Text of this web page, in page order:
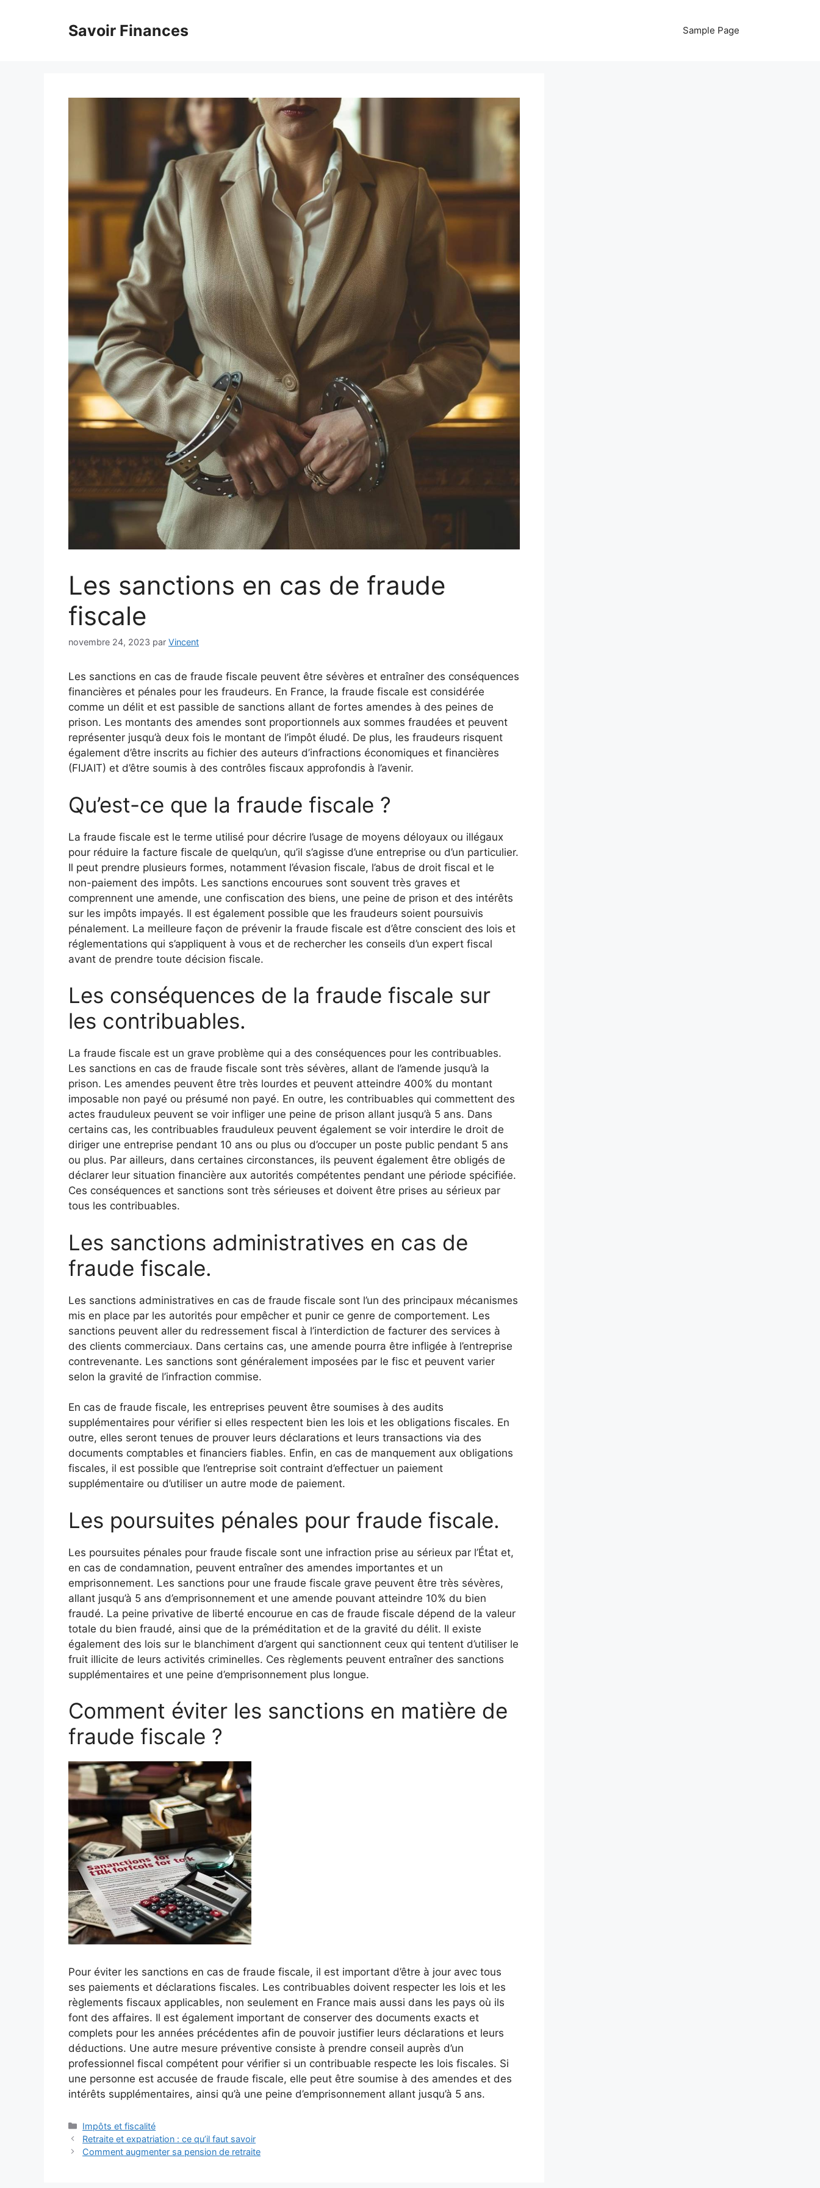
Savoir Finances Sample Page
Les sanctions en cas de fraude
fiscale
novembre 24, 2023 par Vincent
Les sanctions en cas de fraude fiscale peuvent être sévères et entraîner des conséquences
financières et pénales pour les fraudeurs. En France, la fraude fiscale est considérée
comme un délit et est passible de sanctions allant de fortes amendes à des peines de
prison. Les montants des amendes sont proportionnels aux sommes fraudées et peuvent
représenter jusqu’à deux fois le montant de l’impôt éludé. De plus, les fraudeurs risquent
également d’être inscrits au fichier des auteurs d’infractions économiques et financières
(FIJAIT) et d’être soumis à des contrôles fiscaux approfondis à l’avenir.
Qu’est-ce que la fraude fiscale ?
La fraude fiscale est le terme utilisé pour décrire l’usage de moyens déloyaux ou illégaux
pour réduire la facture fiscale de quelqu’un, qu’il s’agisse d’une entreprise ou d’un particulier.
Il peut prendre plusieurs formes, notamment l’évasion fiscale, l’abus de droit fiscal et le
non-paiement des impôts. Les sanctions encourues sont souvent très graves et
comprennent une amende, une confiscation des biens, une peine de prison et des intérêts
sur les impôts impayés. Il est également possible que les fraudeurs soient poursuivis
pénalement. La meilleure façon de prévenir la fraude fiscale est d’être conscient des lois et
réglementations qui s’appliquent à vous et de rechercher les conseils d’un expert fiscal
avant de prendre toute décision fiscale.
Les conséquences de la fraude fiscale sur
les contribuables.
La fraude fiscale est un grave problème qui a des conséquences pour les contribuables.
Les sanctions en cas de fraude fiscale sont très sévères, allant de l’amende jusqu’à la
prison. Les amendes peuvent être très lourdes et peuvent atteindre 400% du montant
imposable non payé ou présumé non payé. En outre, les contribuables qui commettent des
actes frauduleux peuvent se voir infliger une peine de prison allant jusqu’à 5 ans. Dans
certains cas, les contribuables frauduleux peuvent également se voir interdire le droit de
diriger une entreprise pendant 10 ans ou plus ou d’occuper un poste public pendant 5 ans
ou plus. Par ailleurs, dans certaines circonstances, ils peuvent également être obligés de
déclarer leur situation financière aux autorités compétentes pendant une période spécifiée.
Ces conséquences et sanctions sont très sérieuses et doivent être prises au sérieux par
tous les contribuables.
Les sanctions administratives en cas de
fraude fiscale.
Les sanctions administratives en cas de fraude fiscale sont l’un des principaux mécanismes
mis en place par les autorités pour empêcher et punir ce genre de comportement. Les
sanctions peuvent aller du redressement fiscal à l’interdiction de facturer des services à
des clients commerciaux. Dans certains cas, une amende pourra être infligée à l’entreprise
contrevenante. Les sanctions sont généralement imposées par le fisc et peuvent varier
selon la gravité de l’infraction commise.
En cas de fraude fiscale, les entreprises peuvent être soumises à des audits
supplémentaires pour vérifier si elles respectent bien les lois et les obligations fiscales. En
outre, elles seront tenues de prouver leurs déclarations et leurs transactions via des
documents comptables et financiers fiables. Enfin, en cas de manquement aux obligations
fiscales, il est possible que l’entreprise soit contraint d’effectuer un paiement
supplémentaire ou d’utiliser un autre mode de paiement.
Les poursuites pénales pour fraude fiscale.
Les poursuites pénales pour fraude fiscale sont une infraction prise au sérieux par l’État et,
en cas de condamnation, peuvent entraîner des amendes importantes et un
emprisonnement. Les sanctions pour une fraude fiscale grave peuvent être très sévères,
allant jusqu’à 5 ans d’emprisonnement et une amende pouvant atteindre 10% du bien
fraudé. La peine privative de liberté encourue en cas de fraude fiscale dépend de la valeur
totale du bien fraudé, ainsi que de la préméditation et de la gravité du délit. Il existe
également des lois sur le blanchiment d’argent qui sanctionnent ceux qui tentent d’utiliser le
fruit illicite de leurs activités criminelles. Ces règlements peuvent entraîner des sanctions
supplémentaires et une peine d’emprisonnement plus longue.
Comment éviter les sanctions en matière de
fraude fiscale ?
Pour éviter les sanctions en cas de fraude fiscale, il est important d’être à jour avec tous
ses paiements et déclarations fiscales. Les contribuables doivent respecter les lois et les
règlements fiscaux applicables, non seulement en France mais aussi dans les pays où ils
font des affaires. Il est également important de conserver des documents exacts et
complets pour les années précédentes afin de pouvoir justifier leurs déclarations et leurs
déductions. Une autre mesure préventive consiste à prendre conseil auprès d’un
professionnel fiscal compétent pour vérifier si un contribuable respecte les lois fiscales. Si
une personne est accusée de fraude fiscale, elle peut être soumise à des amendes et des
intérêts supplémentaires, ainsi qu’à une peine d’emprisonnement allant jusqu’à 5 ans.
Catégories
Impôts et fiscalité
Retraite et expatriation : ce qu’il faut savoir
Comment augmenter sa pension de retraite